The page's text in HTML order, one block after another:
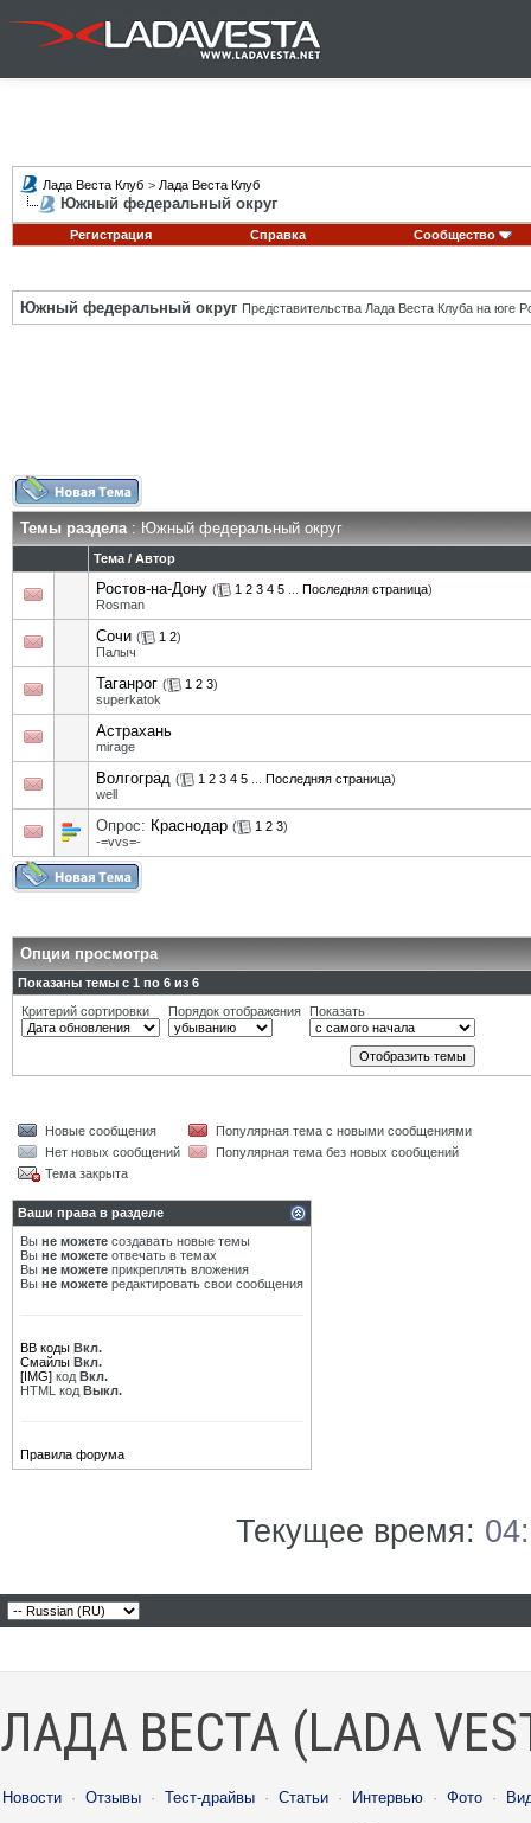
Лада Веста Клуб > Лада Веста Клуб
Южный федеральный округ
Регистрация Справка Сообщество
Южный федеральный округ Представительства Лада Веста Клуба на юге
Темы раздела: Южный федеральный округ
Тема / Автор
Ростов-на-Дону ( 1 2 3 4 5 Последняя страница)
Rosman
Сочи ( 1 2)
Палыч
Таганрог ( 1 2 3)
superkatok
Астрахань
mirage
Волгоград ( 1 2 3 4 5 Последняя страница)
well
Опрос: Краснодар ( 1 2 3)
-=vvs=-
Опции просмотра
Показаны темы с 1 по 6 из 6
Критерий сортировки
Порядок отображения Показать
Новые сообщения
Популярная тема с новыми сообщениями
Нет новых сообщений
Популярная тема без новых сообщений
Тема закрыта
Ваши права в разделе
Вы не можете создавать новые темы
Вы не можете отвечать в темах
Вы не можете прикреплять вложения
Вы не можете редактировать свои сообщения
BB коды Вкл.
Смайлы Вкл.
[IMG] код Вкл.
HTML код Выкл.
Правила форума
Текущее время:
ЛАДА ВЕСТА (LADA
Новости · Отзывы · Тест-драйвы · Статьи · Интервью · Фото ·